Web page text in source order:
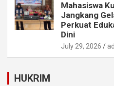
Mahasiswa
Jangkang
Perkuat
Dini
July 29, 2026
HUKRIM